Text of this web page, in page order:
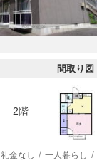
間取り図
2階
礼金なし 一人暮らし